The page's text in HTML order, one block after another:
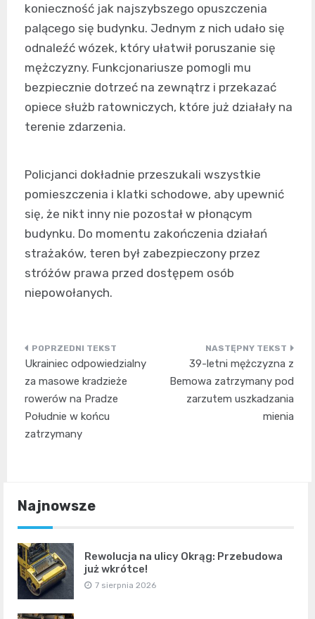
konieczność jak najszybszego opuszczenia
palącego się budynku. Jednym z nich udało się
odnaleźć wózek, który ułatwił poruszanie się
mężczyzny. Funkcjonariusze pomogli mu
bezpiecznie dotrzeć na zewnątrz i przekazać
opiece służb ratowniczych, które już działały na
terenie zdarzenia.
Policjanci dokładnie przeszukali wszystkie
pomieszczenia i klatki schodowe, aby upewnić
się, że nikt inny nie pozostał w płonącym
budynku. Do momentu zakończenia działań
strażaków, teren był zabezpieczony przez
stróżów prawa przed dostępem osób
niepowołanych.
Nawigacja
wpisu
Ukrainiec odpowiedzialny
za masowe kradzieże
rowerów na Pradze
Południe w końcu
zatrzymany
39-letni mężczyzna z
Bemowa zatrzymany pod
zarzutem uszkadzania
mienia
Najnowsze
Rewolucja na ulicy Okrąg: Przebudowa
już wkrótce!
7 sierpnia 2026